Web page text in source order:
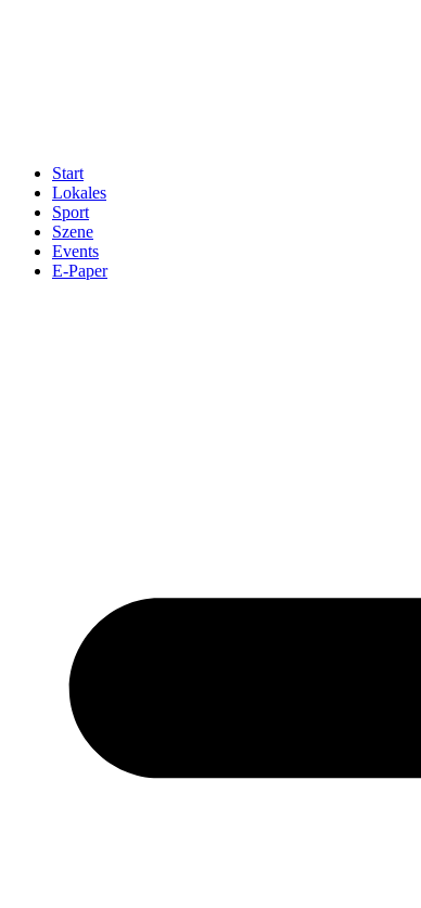
Start
Lokales
Sport
Szene
Events
E-Paper